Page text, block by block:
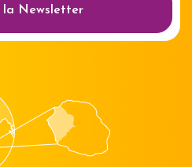
la Newsletter